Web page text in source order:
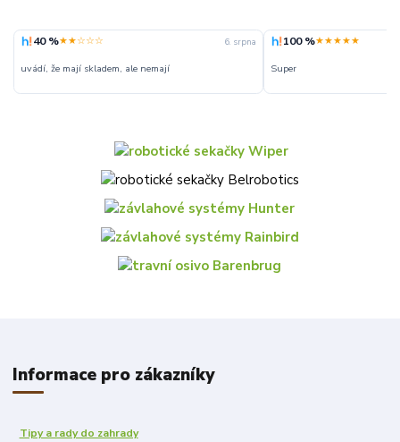
40 %★★☆☆☆ 6. srpna
uvádí, že mají skladem, ale nemají
100 %★★★★★
Super
Informace pro zákazníky
Tipy a rady do zahrady